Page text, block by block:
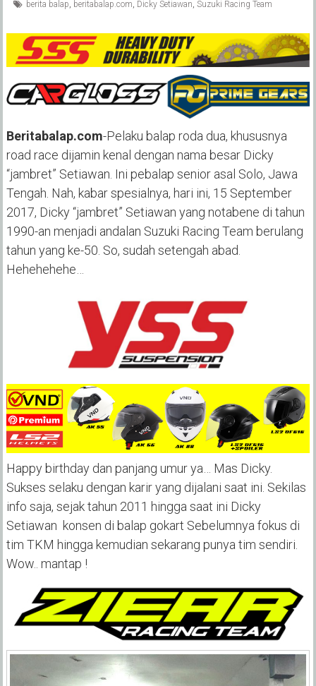
berita balap, beritabalap.com, Dicky Setiawan, Suzuki Racing Team
Beritabalap.com-Pelaku balap roda dua, khususnya
road race dijamin kenal dengan nama besar Dicky
“jambret” Setiawan. Ini pebalap senior asal Solo, Jawa
Tengah. Nah, kabar spesialnya, hari ini, 15 September
2017, Dicky “jambret” Setiawan yang notabene di tahun
1990-an menjadi andalan Suzuki Racing Team berulang
tahun yang ke-50. So, sudah setengah abad.
Hehehehehe…
Happy birthday dan panjang umur ya… Mas Dicky.
Sukses selaku dengan karir yang dijalani saat ini. Sekilas
info saja, sejak tahun 2011 hingga saat ini Dicky
Setiawan konsen di balap gokart Sebelumnya fokus di
tim TKM hingga kemudian sekarang punya tim sendiri.
Wow.. mantap !